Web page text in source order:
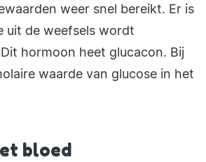
weer snel bereikt. Er is
uit de weefsels wordt
hormoon heet glucacon. Bij
waarde van glucose in het
bloed